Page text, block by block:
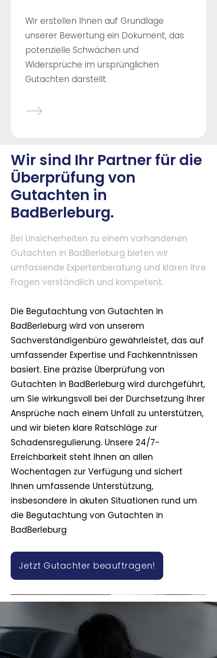
Wir erstellen Ihnen auf Grundlage
unserer Bewertung ein Dokument, das
potenzielle Schwächen und
Widersprüche im ursprünglichen
Gutachten darstellt.
Wir sind Ihr Partner für die
Überprüfung von
Gutachten in
BadBerleburg.
Bei Unsicherheiten zu einem vorhandenen
Gutachten in BadBerleburg bieten wir
umfassende Expertenberatung und klären Ihre
Fragen verständlich und kompetent.
Die Begutachtung von Gutachten in
BadBerleburg wird von unserem
Sachverständigenbüro gewährleistet, das auf
umfassender Expertise und Fachkenntnissen
basiert. Eine präzise Überprüfung von
Gutachten in BadBerleburg wird durchgeführt,
um Sie wirkungsvoll bei der Durchsetzung Ihrer
Ansprüche nach einem Unfall zu unterstützen,
und wir bieten klare Ratschläge zur
Schadensregulierung. Unsere 24/7-
Erreichbarkeit steht Ihnen an allen
Wochentagen zur Verfügung und sichert
Ihnen umfassende Unterstützung,
insbesondere in akuten Situationen rund um
die Begutachtung von Gutachten in
BadBerleburg
Jetzt Gutachter beauftragen!